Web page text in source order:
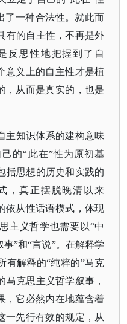
了一种合法性。就此而
有的自主性，不再是外
反思性地把握到了自
意义上的自主性才是植
，从而是真实的，也是
主知识体系的建构意味
己的“此在”性为原初基
括思想的历史和实践的
，真正摆脱晚清以来
依从性话语模式，体现
主义哲学也需要以“中
”和“言说”。在解释学
有解释的“纯粹的”马克
马克思主义哲学叙事，
，它必然内在地蕴含着
一先行有效的规定，从